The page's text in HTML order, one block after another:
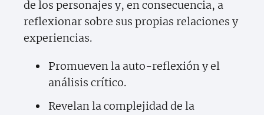
de los personajes y, en consecuencia, a
reflexionar sobre sus propias relaciones y
experiencias.
Promueven la auto-reflexión y el
análisis crítico.
Revelan la complejidad de la